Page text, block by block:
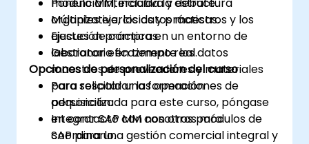
organizativa, los datos maestros y los
ajustes de compras.
Gestionar eficazmente los datos
maestros de proveedores y materiales
para respaldar las operaciones de
adquisición.
Integrar SAP MM con otros módulos de
SAP para una gestión comercial integral y
Múltiples ejercicios y prácticas.
Ejecución práctica en un entorno de
laboratorio en tiempo real.
Opciones de personalización del curso
Para solicitar una formación
personalizada para este curso, póngase
en contacto con nosotros para
coordinarlo.